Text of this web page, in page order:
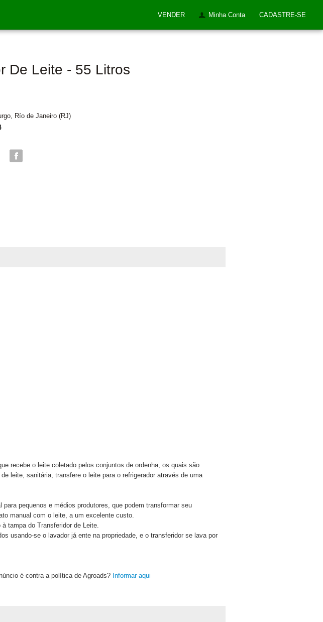
VENDER Minha Conta CADASTRE-SE
De Leite - 55 Litros
Río de Janeiro (RJ)
recebe o leite coletado pelos conjuntos de ordenha, os quais são
leite, sanitária, transfere o leite para o refrigerador através de uma
pequenos e médios produtores, que podem transformar seu
manual com o leite, a um excelente custo.
tampa do Transferidor de Leite.
usando-se o lavador já ente na propriedade, e o transferidor se lava por
é contra a política de Agroads? Informar aqui